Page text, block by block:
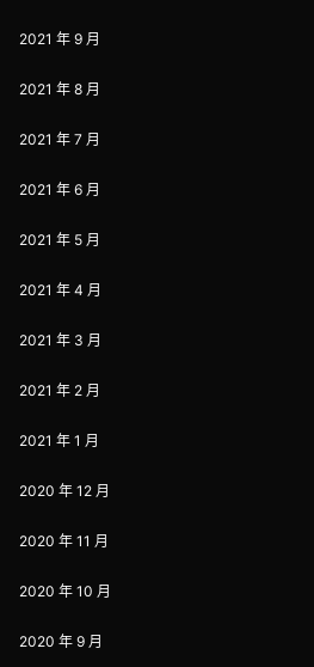
2021 年 9 月
2021 年 8 月
2021 年 7 月
2021 年 6 月
2021 年 5 月
2021 年 4 月
2021 年 3 月
2021 年 2 月
2021 年 1 月
2020 年 12 月
2020 年 11 月
2020 年 10 月
2020 年 9 月